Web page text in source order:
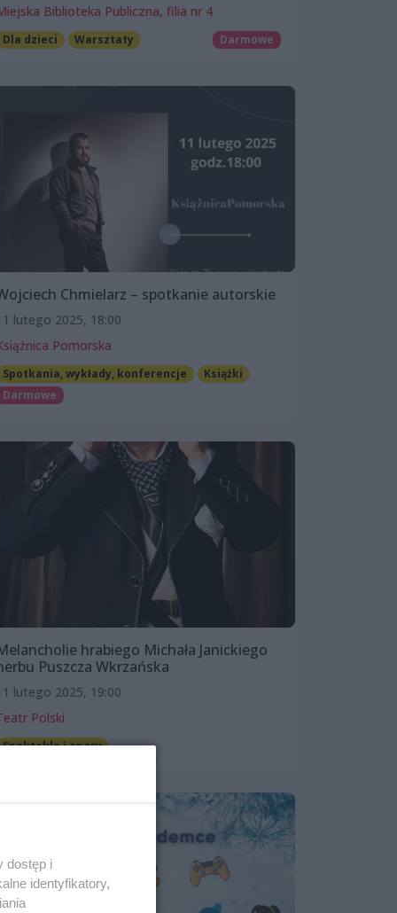
Biblioteka Publiczna, filia nr 4
Dla dzieci Warsztaty Darmowe
Chmielarz – spotkanie autorskie
lutego 2025, 18:00
Pomorska
Spotkania, wykłady, konferencje
Książki
Darmowe
hrabiego Michała Janickiego
Puszcza Wkrzańska
lutego 2025, 19:00
Polski
Spektakle i opery
dostęp i
identyfikatory,